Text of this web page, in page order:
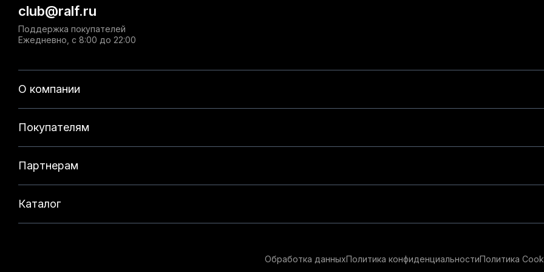
О компании
Покупателям
Партнерам
Каталог
club@ralf.ru
Поддержка покупателей
Ежедневно, с 8:00 до 22:00
Обработка данныхПолитика конфиденциальностиПолитика